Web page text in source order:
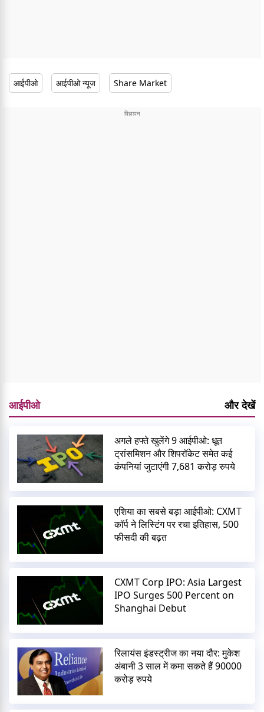
आईपीओ आईपीओ न्यूज Share Market
आईपीओ और देखें
अगले हफ्ते खुलेंगे 9 आईपीओ: धूत
ट्रांसमिशन और शिपरॉकेट समेत कई
कंपनियां जुटाएंगी 7,681 करोड़ रुपये
एशिया का सबसे बड़ा आईपीओ: CXMT
कॉर्प ने लिस्टिंग पर रचा इतिहास, 500
फीसदी की बढ़त
CXMT Corp IPO: Asia Largest
IPO Surges 500 Percent on
Shanghai Debut
रिलायंस इंडस्ट्रीज का नया दौर: मुकेश
अंबानी 3 साल में कमा सकते हैं 90000
करोड़ रुपये